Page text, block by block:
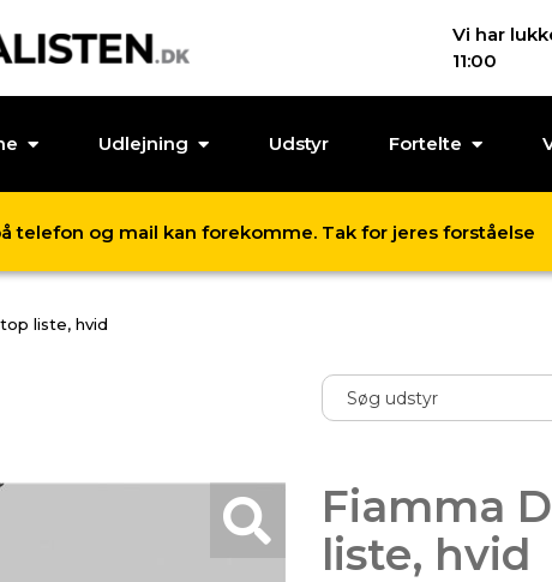
Vi har
11:00
Udlejning Udstyr Fortelte
telefon og mail kan forekomme. Tak for jeres forståelse
liste, hvid
Fiamma
liste, hvid